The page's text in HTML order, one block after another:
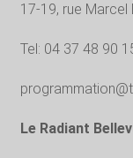
17-19, rue Marcel
Tel: 04 37 48 90
Le Radiant